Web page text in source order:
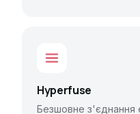
Hyperfuse
Безшовне з'єднання